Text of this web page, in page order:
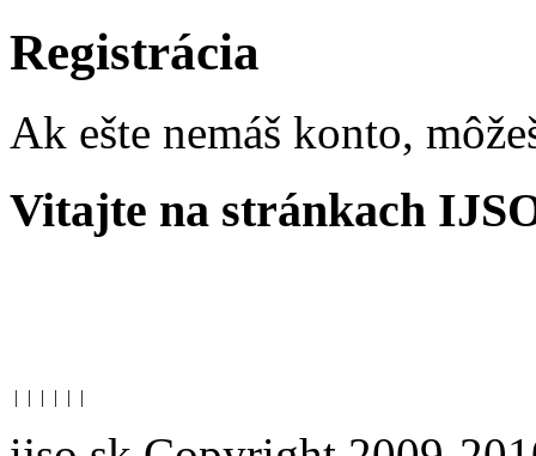
Registrácia
Ak ešte nemáš konto,
Vitajte na stránkach
| | | | | |